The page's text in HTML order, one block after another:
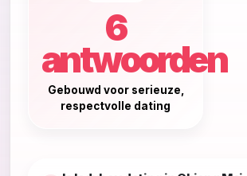
6
antwoorden
Gebouwd voor serieuze,
respectvolle dating